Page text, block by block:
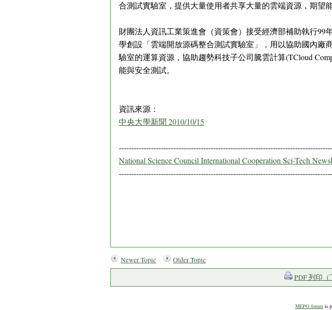
合測試實驗室，提供大量使用者共享大量的雲端資源，期望
財團法人資訊工業策進會（資策會）接受經濟部補助執行
學創設「雲端開放源碼整合測試實驗室」，用以協助國內
驗室的運算資源，協助趨勢科技子公司騰雲計算(TCloud
能與安全測試。
資訊來源：
中央大學新聞 2010/10/15
National Science Council International Cooperation Sci-Tech
Newer Topic
Older Topic
PDF 列印（
MEPO forum is